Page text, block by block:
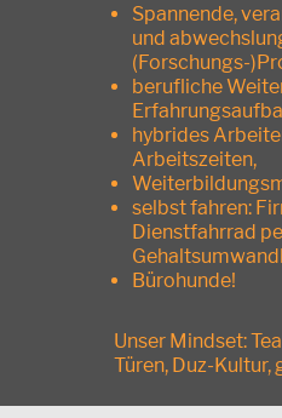
Spannende,
und
(Forschungs-
berufliche
hybrides
Arbeitszeiten,
selbst fahren:
Dienstfahrrad
Bürohunde!
Unser Mindset:
Türen, Duz-Kultur,